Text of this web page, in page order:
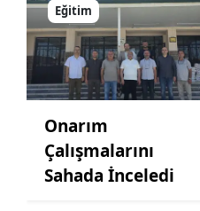
Eğitim
Onarım
Çalışmalarını
Sahada İnceledi